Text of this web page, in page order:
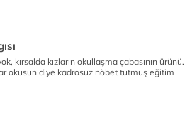
kırsalda kızların okullaşma çabasının ürünü.
okusun diye kadrosuz nöbet tutmuş eğitim